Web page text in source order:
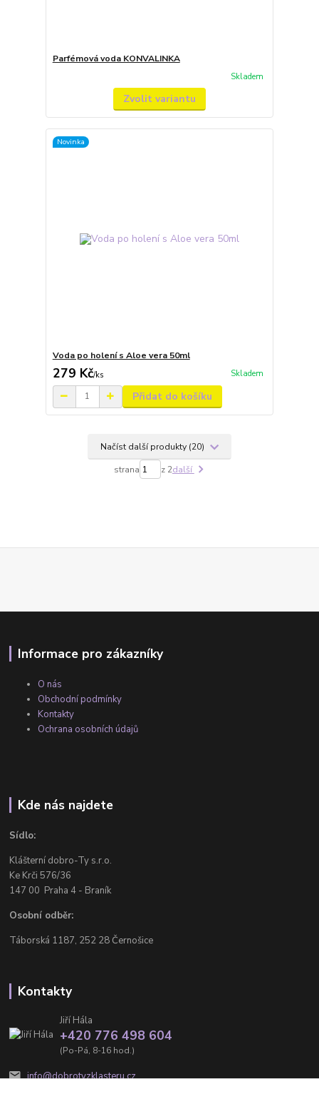
Parfémová voda KONVALINKA
Skladem
Zvolit variantu
Novinka
Voda po holení s Aloe vera 50ml
279 Kč/ks Skladem
Přidat do košíku
Načíst další produkty (20)
strana z 2další
Informace pro zákazníky
O nás
Obchodní podmínky
Kontakty
Ochrana osobních údajů
Kde nás najdete
Sídlo:
Klášterní dobro-Ty s.r.o.
Ke Krči 576/36
147 00 Praha 4 - Braník
Osobní odběr:
Táborská 1187, 252 28 Černošice
Kontakty
Jiří Hála
+420 776 498 604
(Po-Pá, 8-16 hod.)
info@dobrotyzklasteru.cz